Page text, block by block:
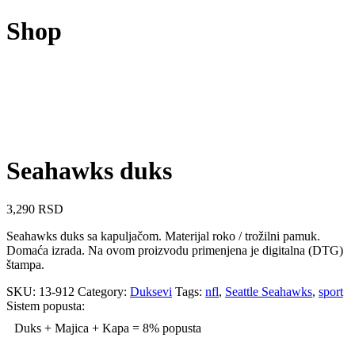
Shop
Seahawks duks
3,290 RSD
Seahawks duks sa kapuljačom. Materijal roko / trožilni pamuk.
Domaća izrada. Na ovom proizvodu primenjena je digitalna (DTG)
štampa.
SKU: 13-912 Category: Duksevi Tags: nfl, Seattle Seahawks, sport
Sistem popusta:
Duks + Majica + Kapa = 8% popusta